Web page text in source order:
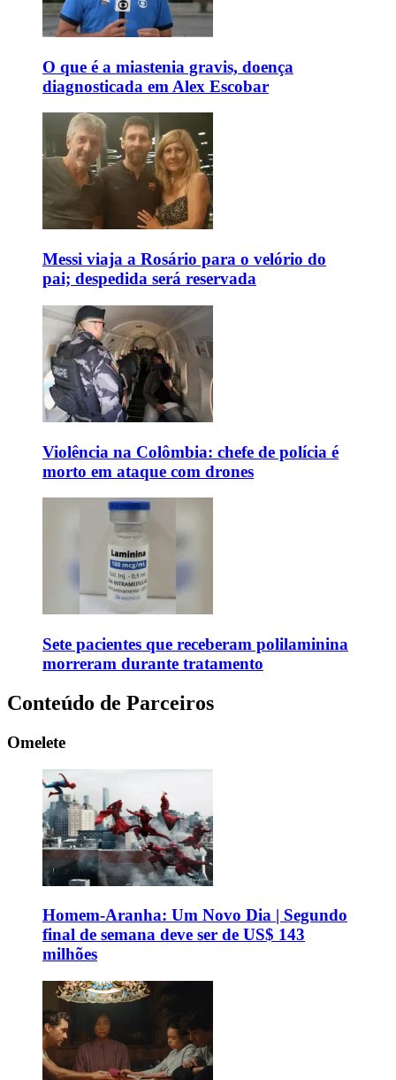
O que é a miastenia gravis, doença
diagnosticada em Alex Escobar
Messi viaja a Rosário para o velório do
pai; despedida será reservada
Violência na Colômbia: chefe de polícia é
morto em ataque com drones
Sete pacientes que receberam polilaminina
morreram durante tratamento
Conteúdo de Parceiros
Omelete
Homem-Aranha: Um Novo Dia | Segundo
final de semana deve ser de US$ 143
milhões